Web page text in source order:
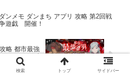
ダンメモ ダンまち アプリ 攻略 第2回戦
遊戯 開催！
略 都市最強
タル [倒錯恋
検索 トップ サイドバー